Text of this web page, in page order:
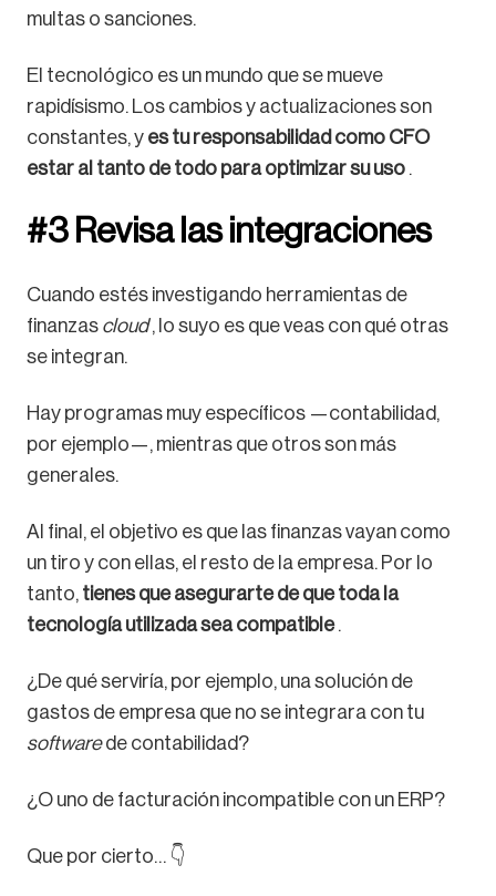
multas o sanciones.
El tecnológico es un mundo que se mueve
rapidísismo. Los cambios y actualizaciones son
constantes, y es tu responsabilidad como CFO
estar al tanto de todo para optimizar su uso .
#3 Revisa las integraciones
Cuando estés investigando herramientas de
finanzas cloud, lo suyo es que veas con qué otras
se integran.
Hay programas muy específicos —contabilidad,
por ejemplo—, mientras que otros son más
generales.
Al final, el objetivo es que las finanzas vayan como
un tiro y con ellas, el resto de la empresa. Por lo
tanto, tienes que asegurarte de que toda la
tecnología utilizada sea compatible.
¿De qué serviría, por ejemplo, una solución de
gastos de empresa que no se integrara con tu
softwarede contabilidad?
¿O uno de facturación incompatible con un ERP?
Que por cierto… 👇